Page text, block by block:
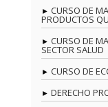
CURSO DE
PRODUCTOS
CURSO DE
SECTOR SALUD
CURSO DE
DERECHO